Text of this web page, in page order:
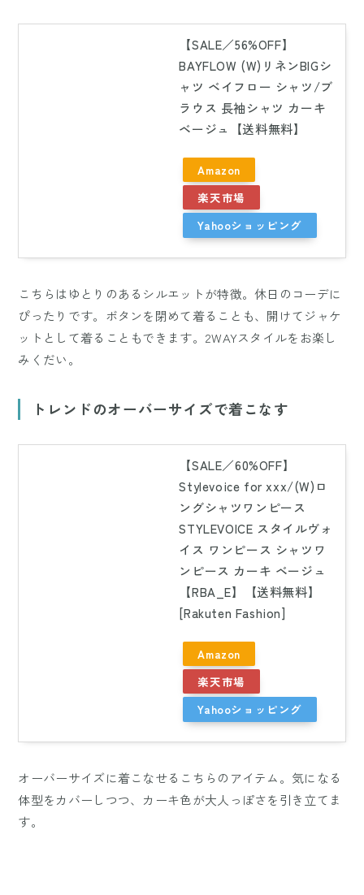
【SALE／56%OFF】
BAYFLOW (W)リネンBIGシ
ャツ ベイフロー シャツ/ブ
ラウス 長袖シャツ カーキ
ベージュ【送料無料】
Amazon
楽天市場
Yahooショッピング
こちらはゆとりのあるシルエットが特徴。休日のコーデに
ぴったりです。ボタンを閉めて着ることも、開けてジャケ
ットとして着ることもできます。2WAYスタイルをお楽し
みくだい。
トレンドのオーバーサイズで着こなす
【SALE／60%OFF】
Stylevoice for xxx/(W)ロ
ングシャツワンピース
STYLEVOICE スタイルヴォ
イス ワンピース シャツワ
ンピース カーキ ベージュ
【RBA_E】【送料無料】
[Rakuten Fashion]
Amazon
楽天市場
Yahooショッピング
オーバーサイズに着こなせるこちらのアイテム。気になる
体型をカバーしつつ、カーキ色が大人っぽさを引き立てま
す。